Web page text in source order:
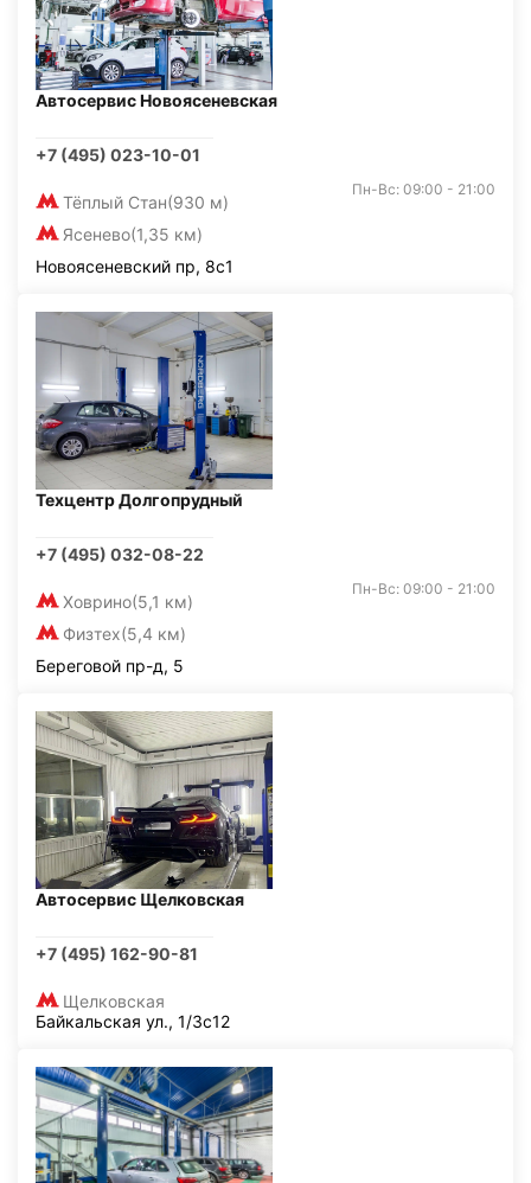
Автосервис Новоясеневская
+7 (495) 023-10-01
Тёплый Стан(930 м)
Ясенево(1,35 км)
Пн-Вс: 09:00 - 21:00
Новоясеневский пр, 8с1
Техцентр Долгопрудный
+7 (495) 032-08-22
Ховрино(5,1 км)
Физтех(5,4 км)
Пн-Вс: 09:00 - 21:00
Береговой пр-д, 5
Автосервис Щелковская
+7 (495) 162-90-81
Щелковская
Байкальская ул., 1/3с12